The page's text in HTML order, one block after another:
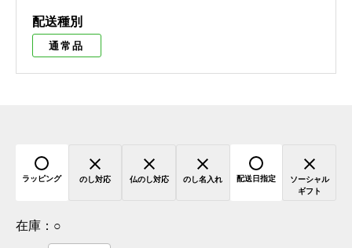
配送種別
通常品
ラッピング のし対応 仏のし対応 のし名入れ 配送日指定
ソーシャル
ギフト
在庫： ○